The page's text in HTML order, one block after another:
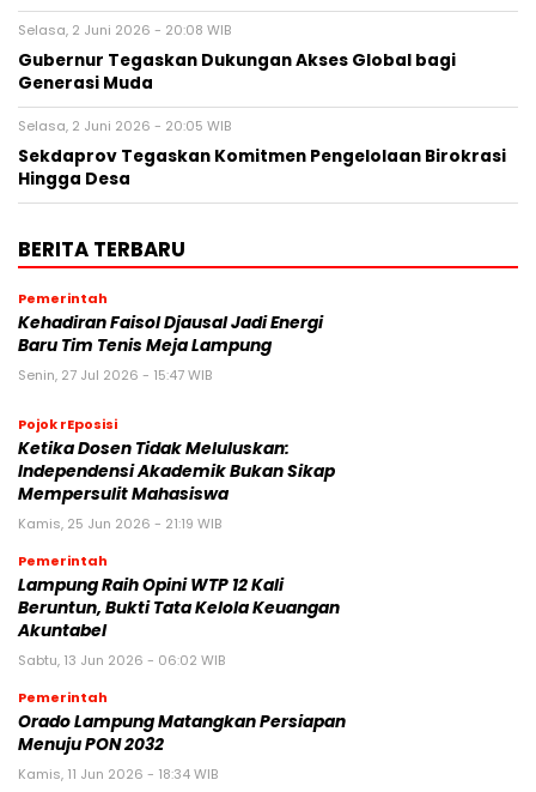
Selasa, 2 Juni 2026 - 20:08 WIB
Gubernur Tegaskan Dukungan Akses Global bagi
Generasi Muda
Selasa, 2 Juni 2026 - 20:05 WIB
Sekdaprov Tegaskan Komitmen Pengelolaan Birokrasi
Hingga Desa
BERITA TERBARU
Pemerintah
Kehadiran Faisol Djausal Jadi Energi
Baru Tim Tenis Meja Lampung
Senin, 27 Jul 2026 - 15:47 WIB
Pojok rEposisi
Ketika Dosen Tidak Meluluskan:
Independensi Akademik Bukan Sikap
Mempersulit Mahasiswa
Kamis, 25 Jun 2026 - 21:19 WIB
Pemerintah
Lampung Raih Opini WTP 12 Kali
Beruntun, Bukti Tata Kelola Keuangan
Akuntabel
Sabtu, 13 Jun 2026 - 06:02 WIB
Pemerintah
Orado Lampung Matangkan Persiapan
Menuju PON 2032
Kamis, 11 Jun 2026 - 18:34 WIB